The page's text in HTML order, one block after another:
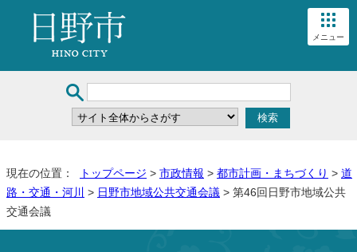
メニュー
現在の位置： トップページ > 市政情報 > 都市計画・まちづくり > 道
路・交通・河川 > 日野市地域公共交通会議 > 第46回日野市地域公共
交通会議